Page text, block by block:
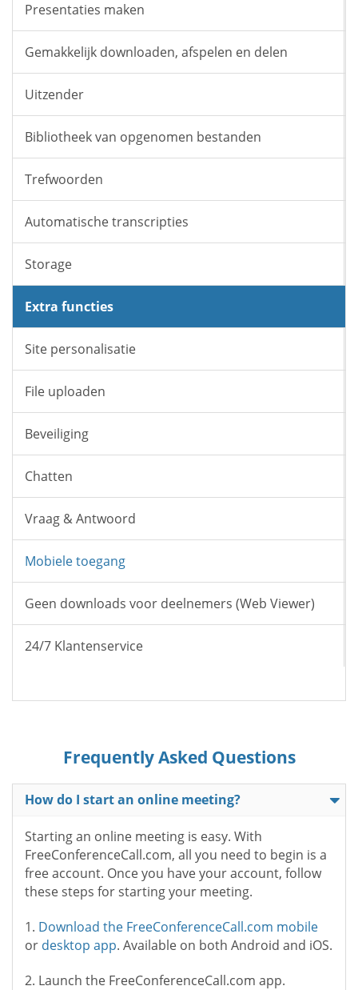
Presentaties maken
Gemakkelijk downloaden, afspelen en delen
Uitzender
Bibliotheek van opgenomen bestanden
Trefwoorden
Automatische transcripties
Storage
Extra functies
Site personalisatie
File uploaden
Beveiliging
Chatten
Vraag & Antwoord
Mobiele toegang
Geen downloads voor deelnemers (Web Viewer)
24/7 Klantenservice
Frequently Asked Questions
How do I start an online meeting?
Starting an online meeting is easy. With
FreeConferenceCall.com, all you need to begin is a
free account. Once you have your account, follow
these steps for starting your meeting.
1. Download the FreeConferenceCall.com mobile
or desktop app. Available on both Android and iOS.
2. Launch the FreeConferenceCall.com app.